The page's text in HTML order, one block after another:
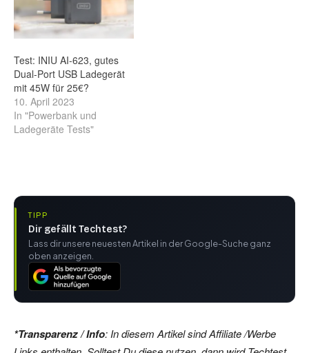
Test: INIU AI-623, gutes
Dual-Port USB Ladegerät
mit 45W für 25€?
10. April 2023
In "Powerbank und
Ladegeräte Tests"
TIPP
Dir gefällt Techtest?
Lass dir unsere neuesten Artikel in der Google-Suche ganz
oben anzeigen.
*Transparenz / Info: In diesem Artikel sind Affiliate /Werbe